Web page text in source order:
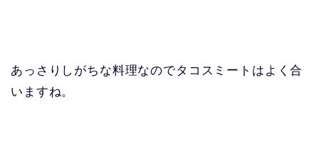
あっさりしがちな料理なのでタコスミートはよく合
いますね。